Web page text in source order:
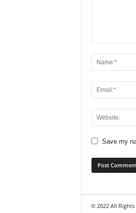
Save my
© 2022 All